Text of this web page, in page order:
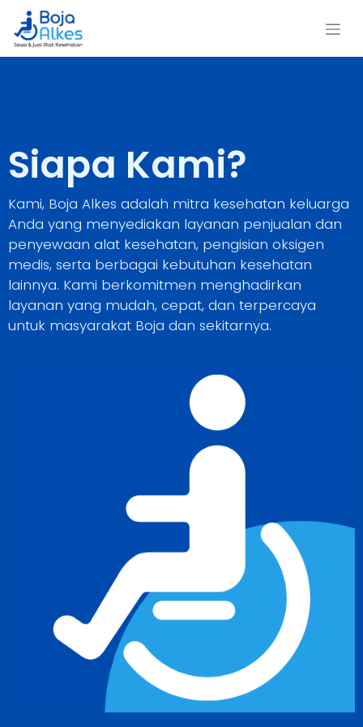
Siapa Kami?
Kami, Boja Alkes adalah mitra kesehatan keluarga
Anda yang menyediakan layanan penjualan dan
penyewaan alat kesehatan, pengisian oksigen
medis, serta berbagai kebutuhan kesehatan
lainnya. Kami berkomitmen menghadirkan
layanan yang mudah, cepat, dan terpercaya
untuk masyarakat Boja dan sekitarnya.